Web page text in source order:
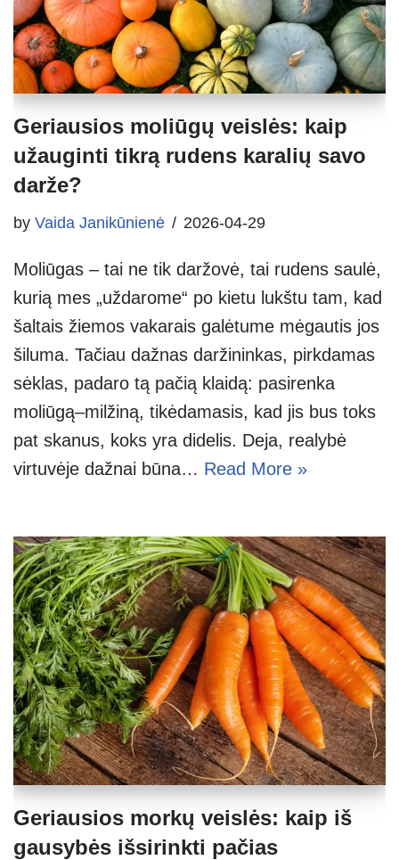
Geriausios moliūgų veislės: kaip
užauginti tikrą rudens karalių savo
darže?
by Vaida Janikūnienė 2026-04-29
Moliūgas – tai ne tik daržovė, tai rudens saulė,
kurią mes „uždarome“ po kietu lukštu tam, kad
šaltais žiemos vakarais galėtume mėgautis jos
šiluma. Tačiau dažnas daržininkas, pirkdamas
sėklas, padaro tą pačią klaidą: pasirenka
moliūgą–milžiną, tikėdamasis, kad jis bus toks
pat skanus, koks yra didelis. Deja, realybė
virtuvėje dažnai būna… Read More »
Geriausios morkų veislės: kaip iš
gausybės išsirinkti pačias